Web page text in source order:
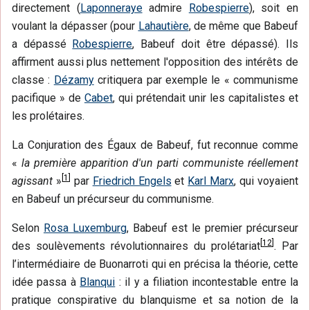
directement (Laponnerayeadmire Robespierre), soit en
voulant la dépasser (pour Lahautière, de même que Babeuf
a dépassé Robespierre, Babeuf doit être dépassé). Ils
affirment aussi plus nettement l'opposition des intérêts de
classe : Dézamycritiquera par exemple le « communisme
pacifique » de Cabet, qui prétendait unir les capitalistes et
les prolétaires.
La Conjuration des Égaux de Babeuf, fut reconnue comme
« la première apparition d'un parti communiste réellement
agissant » 1 par Friedrich Engels et Karl Marx, qui voyaient
en Babeuf un précurseur du communisme.
Selon Rosa Luxemburg, Babeuf est le premier précurseur
des soulèvements révolutionnaires du prolétariat 12 . Par
l’intermédiaire de Buonarroti qui en précisa la théorie, cette
idée passa à Blanqui : il y a filiation incontestable entre la
pratique conspirative du blanquisme et sa notion de la